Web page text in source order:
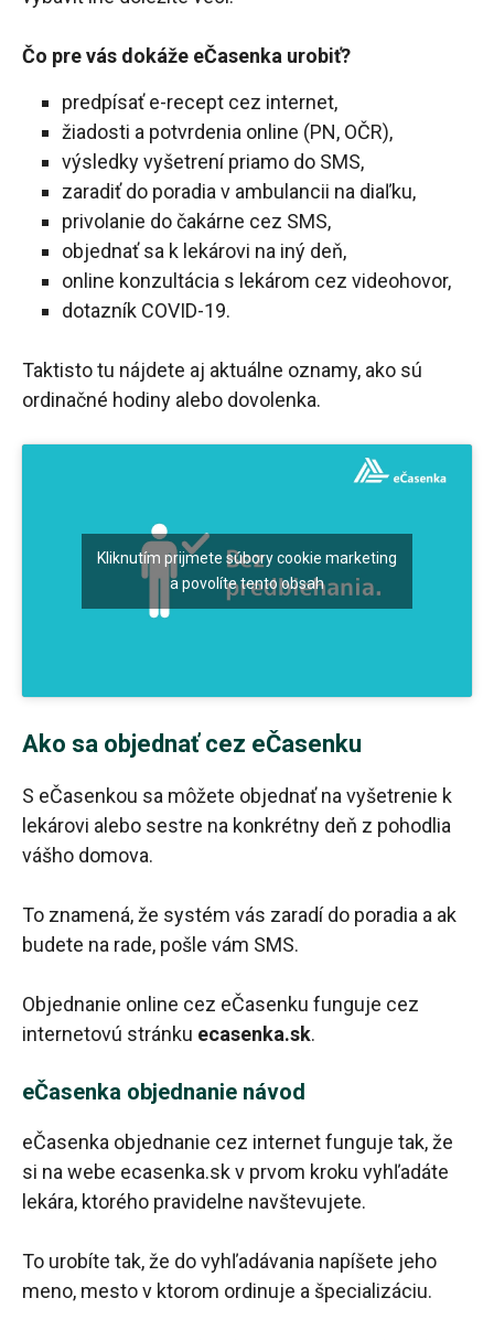
Čo pre vás dokáže eČasenka urobiť?
predpísať e-recept cez internet,
žiadosti a potvrdenia online (PN, OČR),
výsledky vyšetrení priamo do SMS,
zaradiť do poradia v ambulancii na diaľku,
privolanie do čakárne cez SMS,
objednať sa k lekárovi na iný deň,
online konzultácia s lekárom cez videohovor,
dotazník COVID-19.
Taktisto tu nájdete aj aktuálne oznamy, ako sú
ordinačné hodiny alebo dovolenka.
Kliknutím prijmete súbory cookie marketing
a povolíte tento obsah
Ako sa objednať cez eČasenku
S eČasenkou sa môžete objednať na vyšetrenie k
lekárovi alebo sestre na konkrétny deň z pohodlia
vášho domova.
To znamená, že systém vás zaradí do poradia a ak
budete na rade, pošle vám SMS.
Objednanie online cez eČasenku funguje cez
internetovú stránku ecasenka.sk.
eČasenka objednanie návod
eČasenka objednanie cez internet funguje tak, že
si na webe ecasenka.sk v prvom kroku vyhľadáte
lekára, ktorého pravidelne navštevujete.
To urobíte tak, že do vyhľadávania napíšete jeho
meno, mesto v ktorom ordinuje a špecializáciu.